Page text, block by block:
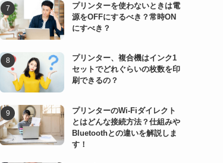
プリンターを使わないときは電
源をOFFにするべき？常時ON
にすべき？
プリンター、複合機はインク1
セットでどれぐらいの枚数を印
刷できるの？
プリンターのWi-Fiダイレクト
とはどんな接続方法？仕組みや
Bluetoothとの違いを解説しま
す！